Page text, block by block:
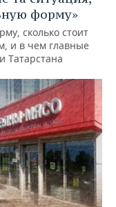
форму»
сколько стоит
и в чем главные